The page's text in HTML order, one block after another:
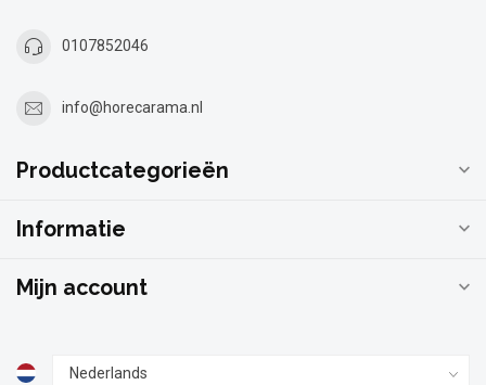
0107852046
info@horecarama.nl
Productcategorieën
Informatie
Mijn account